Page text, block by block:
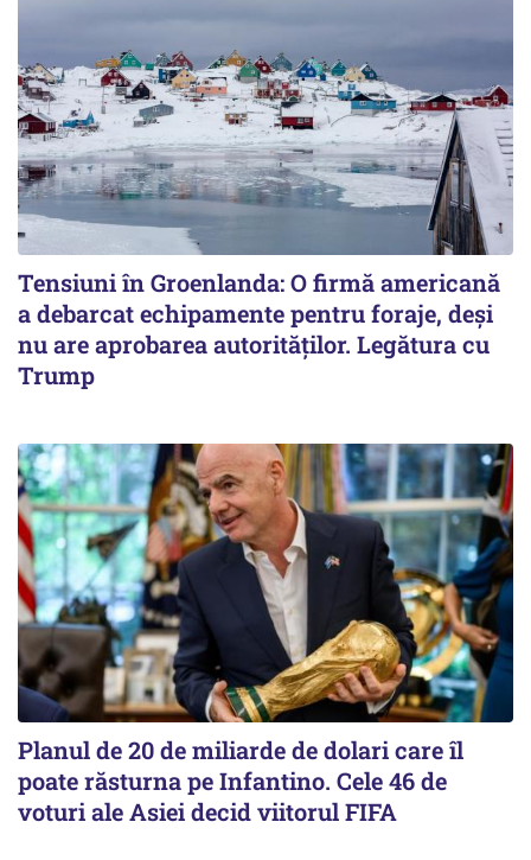
Tensiuni în Groenlanda: O firmă americană
a debarcat echipamente pentru foraje, deși
nu are aprobarea autorităților. Legătura cu
Trump
Planul de 20 de miliarde de dolari care îl
poate răsturna pe Infantino. Cele 46 de
voturi ale Asiei decid viitorul FIFA